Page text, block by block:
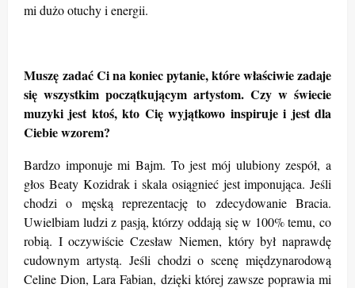
mi dużo otuchy i energii.
Muszę zadać Ci na koniec pytanie, które właściwie zadaje
się wszystkim początkującym artystom. Czy w świecie
muzyki jest ktoś, kto Cię wyjątkowo inspiruje i jest dla
Ciebie wzorem?
Bardzo imponuje mi Bajm. To jest mój ulubiony zespół, a
głos Beaty Kozidrak i skala osiągnieć jest imponująca. Jeśli
chodzi o męską reprezentację to zdecydowanie Bracia.
Uwielbiam ludzi z pasją, którzy oddają się w 100% temu, co
robią. I oczywiście Czesław Niemen, który był naprawdę
cudownym artystą. Jeśli chodzi o scenę międzynarodową
Celine Dion, Lara Fabian, dzięki której zawsze poprawia mi